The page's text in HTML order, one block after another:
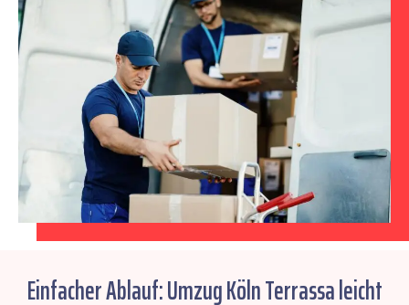
Einfacher Ablauf: Umzug Köln Terrassa leicht